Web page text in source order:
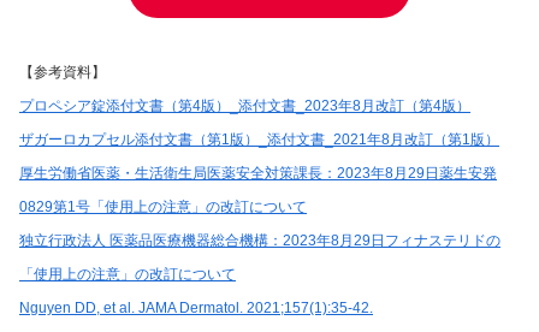
【参考資料】
プロペシア錠添付文書（第4版）_添付文書_2023年8月改訂（第4版）
ザガーロカプセル添付文書（第1版）_添付文書_2021年8月改訂（第1版）
厚生労働省医薬・生活衛生局医薬安全対策課長：2023年8月29日薬生安発
0829第1号「使用上の注意」の改訂について
独立行政法人 医薬品医療機器総合機構：2023年8月29日フィナステリドの
「使用上の注意」の改訂について
Nguyen DD, et al. JAMA Dermatol. 2021;157(1):35-42.